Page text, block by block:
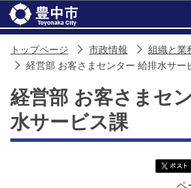
トップページ 市政情報 組織と業
経営部 お客さまセンター 給排水サー
経営部 お客さまセ
水サービス課